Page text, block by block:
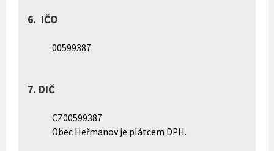
6. IČO
00599387
7. DIČ
CZ00599387
Obec Heřmanov je plátcem DPH.